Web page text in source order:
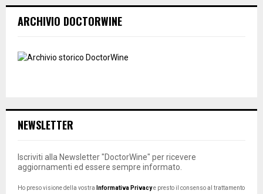
ARCHIVIO DOCTORWINE
NEWSLETTER
Iscriviti alla Newsletter "DoctorWine" per ricevere
aggiornamenti ed essere sempre informato.
Ho preso visione della vostra Informativa Privacye presto il consenso al trattamento